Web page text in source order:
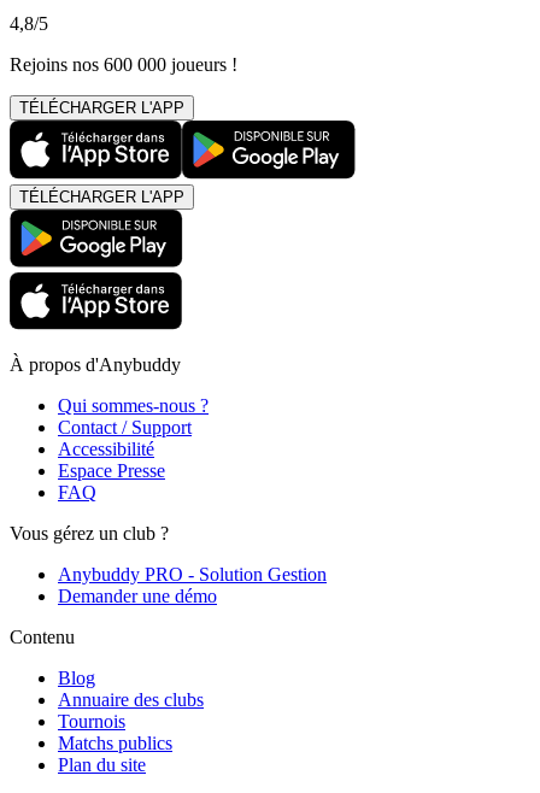
4,8/5
Rejoins nos 600 000 joueurs !
TÉLÉCHARGER L'APP
TÉLÉCHARGER L'APP
À propos d'Anybuddy
Qui sommes-nous ?
Contact / Support
Accessibilité
Espace Presse
FAQ
Vous gérez un club ?
Anybuddy PRO - Solution Gestion
Demander une démo
Contenu
Blog
Annuaire des clubs
Tournois
Matchs publics
Plan du site